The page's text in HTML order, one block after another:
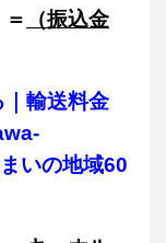
（振込金
｜輸送料金
いの地域60